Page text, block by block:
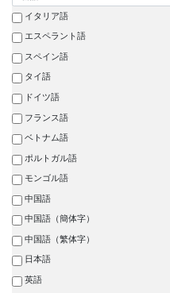
イタリア語
エスペラント語
スペイン語
タイ語
ドイツ語
フランス語
ベトナム語
ポルトガル語
モンゴル語
中国語
中国語（簡体字）
中国語（繁体字）
日本語
英語